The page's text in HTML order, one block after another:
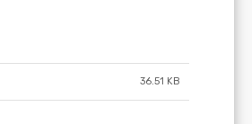
36.51 KB